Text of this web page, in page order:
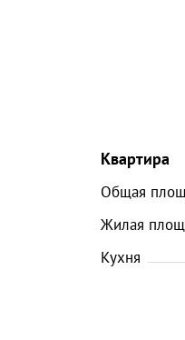
Квартира
Общая
Жилая
Кухня